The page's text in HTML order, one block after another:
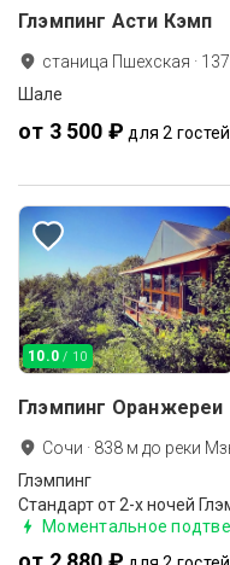
Глэмпинг Асти Кэмп
станица Пшехская · 137
Шале
от 3 500 ₽ для 2 гостей
10.0 / 10
Глэмпинг Оранжереи
Сочи · 838 м до реки
Глэмпинг
Стандарт от 2-х ночей
Моментальное